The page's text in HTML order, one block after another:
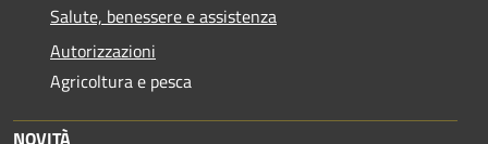
Salute, benessere e assistenza
Autorizzazioni
Agricoltura e pesca
NOVITÀ